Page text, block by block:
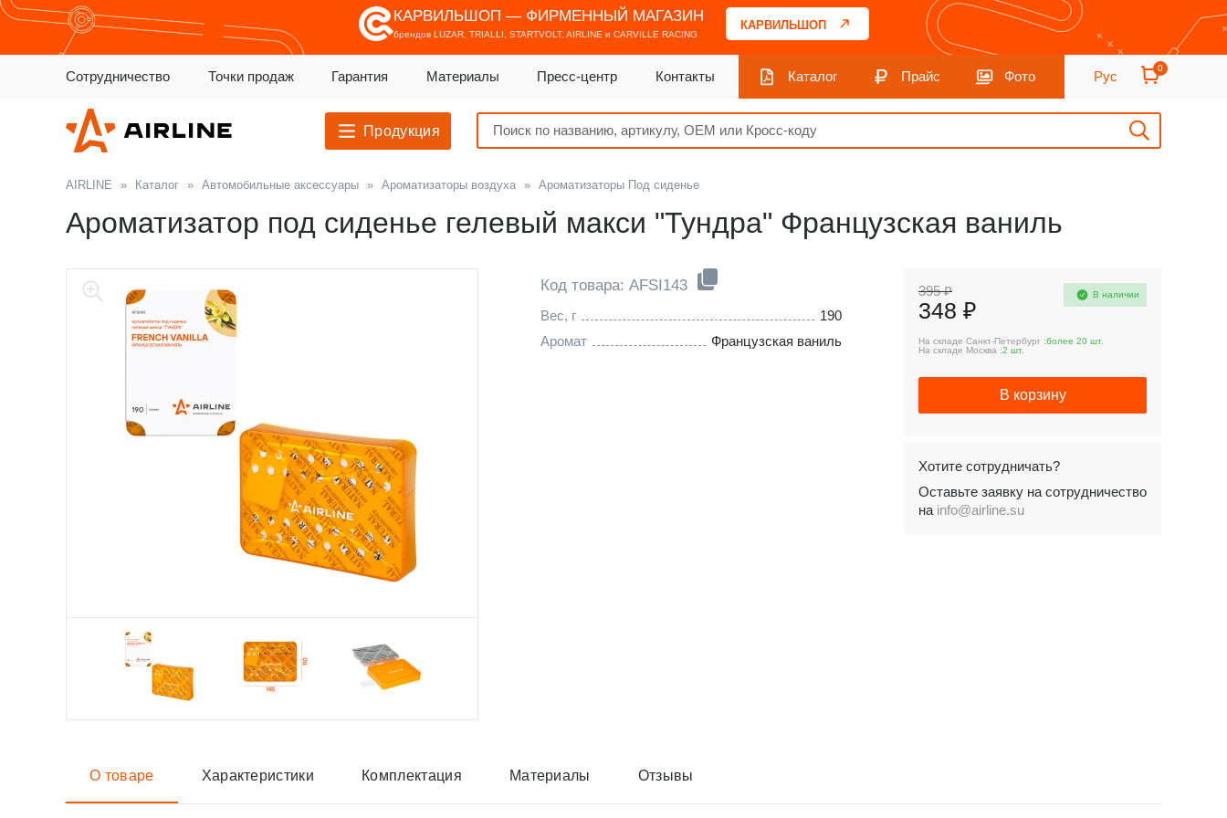
КАРВИЛЬШОП — ФИРМЕННЫЙ МАГАЗИН
брендов LUZAR, TRIALLI, STARTVOLT, AIRLINE и CARVILLE RACING
КАРВИЛЬШОП
Сотрудничество Точки продаж Гарантия Материалы Пресс-центр Контакты Каталог Прайс Фото Рус
0
Продукция
AIRLINE » Каталог » Автомобильные аксессуары » Ароматизаторы воздуха » Ароматизаторы Под сиденье
Ароматизатор под сиденье гелевый макси "Тундра" Французская ваниль
Код товара: AFSI143
Вес, г
190
Аромат
Французская ваниль
395 ₽
348 ₽
В наличии
На складе Санкт-Петербург :более 20 шт.
На складе Москва :2 шт.
В корзину
Хотите сотрудничать?
Оставьте заявку на сотрудничество
на info@airline.su
О товаре Характеристики Комплектация Материалы Отзывы